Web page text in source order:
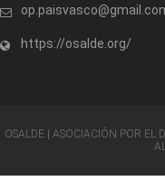
https://osalde.org/
OSALDE | ASOCIACIÓN POR EL